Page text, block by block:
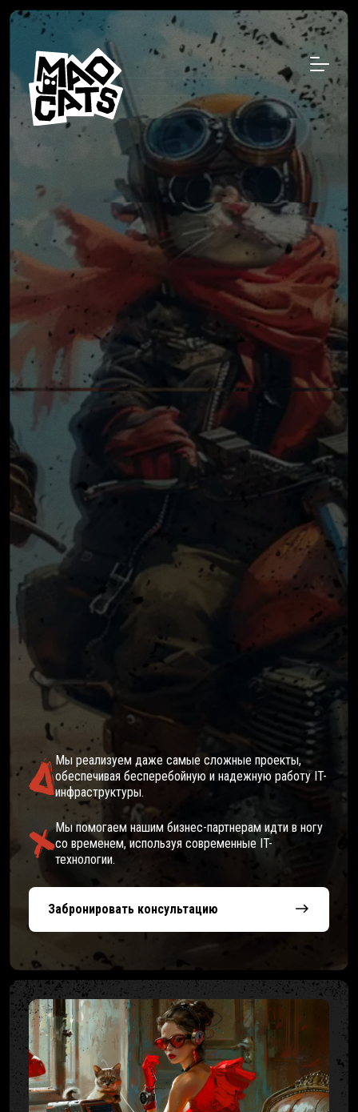
MADCATS
IT РЕШЕНИЯ
Мы реализуем даже самые сложные проекты,
обеспечивая бесперебойную и надежную работу IT-
инфраструктуры.
Мы помогаем нашим бизнес-партнерам идти в ногу
со временем, используя современные IT-
технологии.
Забронировать консультацию